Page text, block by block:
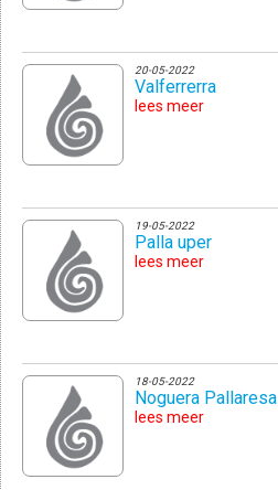
20-05-2022
Valferrerra
lees meer
19-05-2022
Palla uper
lees meer
18-05-2022
Noguera Pallaresa
lees meer